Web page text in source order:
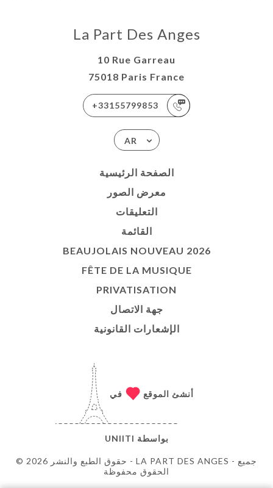
La Part Des Anges
10 Rue Garreau
75018 Paris France
+33155799853
AR
الصفحة الرئيسية
معرض الصور
التعليقات
القائمة
BEAUJOLAIS NOUVEAU 2026
FÊTE DE LA MUSIQUE
PRIVATISATION
جهة الاتصال
الإشعارات القانونية
© حقوق الطبع والنشر 2026 - LA PART DES ANGES - جميع
الحقوق محفوظة
أنشئ الموقع في
بواسطة UNIITI